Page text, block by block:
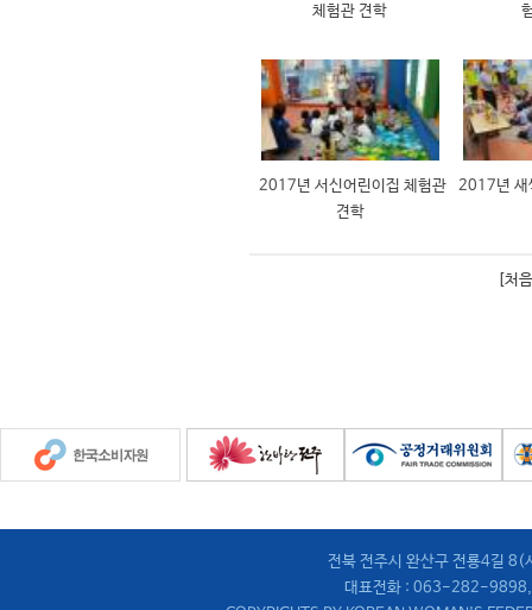
체험관 견학
2017년 서신어린이집 체험관
견학
2017년 새
[처
전북 전주시 완산구 전룡4길
대표전화 : 063-282-